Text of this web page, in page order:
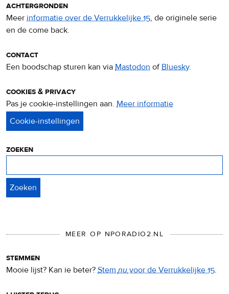
achtergronden
Meer informatie over de Verrukkelijke 15, de originele serie
en de come back.
contact
Een boodschap sturen kan via Mastodon ofBluesky.
cookies & privacy
Pas je cookie-instellingen aan. Meer informatie
zoeken
MEER OP NPORADIO2.NL
stemmen
Mooie lijst? Kan ie beter? Stemnuvoor de Verrukkelijke 15.